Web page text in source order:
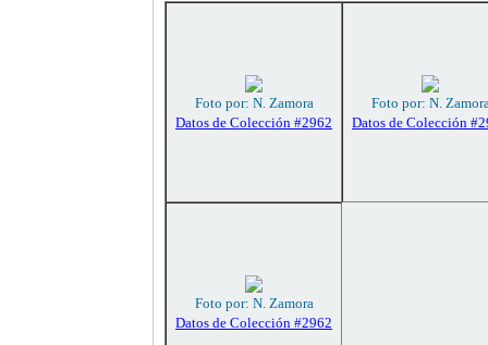
Foto por: N. Zamora
Datos de Colección #2962
Foto por: N.
Datos de Colección
Foto por: N. Zamora
Datos de Colección #2962